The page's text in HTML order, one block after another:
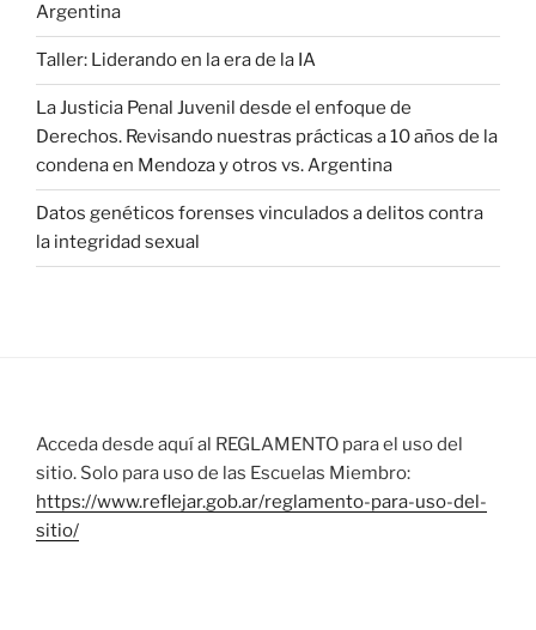
Argentina
Taller: Liderando en la era de la IA
La Justicia Penal Juvenil desde el enfoque de
Derechos. Revisando nuestras prácticas a 10 años de la
condena en Mendoza y otros vs. Argentina
Datos genéticos forenses vinculados a delitos contra
la integridad sexual
Acceda desde aquí al REGLAMENTO para el uso del
sitio. Solo para uso de las Escuelas Miembro:
https://www.reflejar.gob.ar/reglamento-para-uso-del-
sitio/